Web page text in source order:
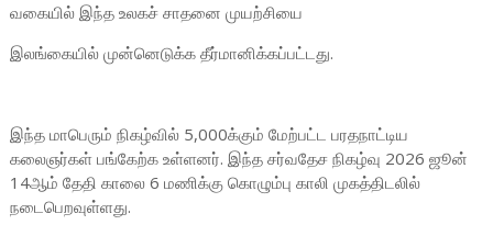
வகையில் இந்த உலகச் சாதனை முயற்சியை
இலங்கையில் முன்னெடுக்க தீர்மானிக்கப்பட்டது.
இந்த மாபெரும் நிகழ்வில் 5,000க்கும் மேற்பட்ட பரதநாட்டிய
கலைஞர்கள் பங்கேற்க உள்ளனர். இந்த சர்வதேச நிகழ்வு 2026 ஜூன்
14ஆம் தேதி காலை 6 மணிக்கு கொழும்பு காலி முகத்திடலில்
நடைபெறவுள்ளது.